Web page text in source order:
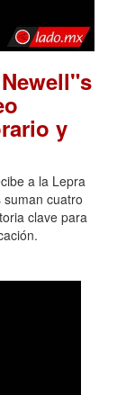
y
a la Lepra
cuatro
clave para